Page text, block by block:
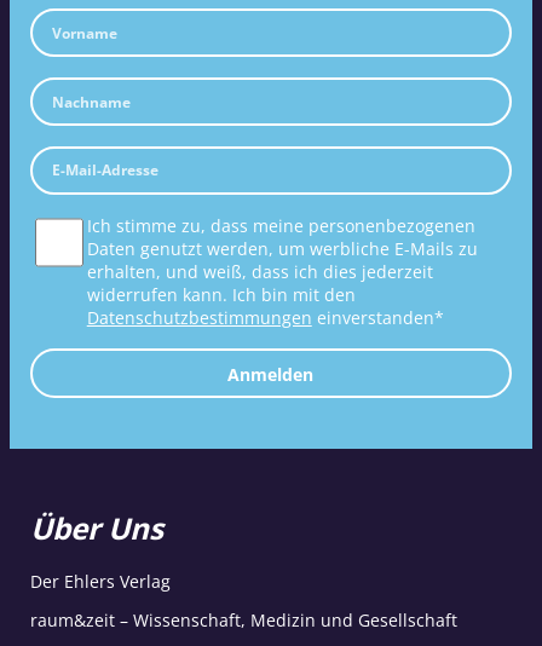
Ich stimme zu, dass meine personenbezogenen
Daten genutzt werden, um werbliche E-Mails zu
erhalten, und weiß, dass ich dies jederzeit
widerrufen kann. Ich bin mit den
Datenschutzbestimmungen einverstanden*
Anmelden
Über Uns
Der Ehlers Verlag
raum&zeit – Wissenschaft, Medizin und Gesellschaft